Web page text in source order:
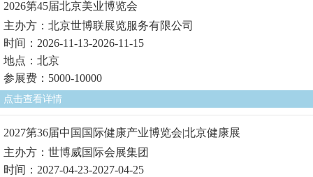
2026第45届北京美业博览会
主办方：北京世博联展览服务有限公司
时间：2026-11-13-2026-11-15
地点：北京
参展费：5000-10000
点击查看详情
2027第36届中国国际健康产业博览会|北京健康展
主办方：世博威国际会展集团
时间：2027-04-23-2027-04-25